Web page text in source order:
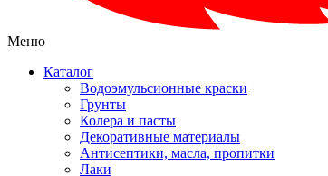
Меню
Каталог
Водоэмульсионные краски
Грунты
Колера и пасты
Декоративные материалы
Антисептики, масла, пропитки
Лаки